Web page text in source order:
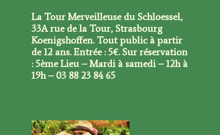
La Tour Merveilleuse du Schloessel,
33A rue de la Tour, Strasbourg
Koenigshoffen. Tout public à partir
de 12 ans. Entrée : 5€. Sur réservation
: 5ème Lieu – Mardi à samedi – 12h à
19h – 03 88 23 84 65